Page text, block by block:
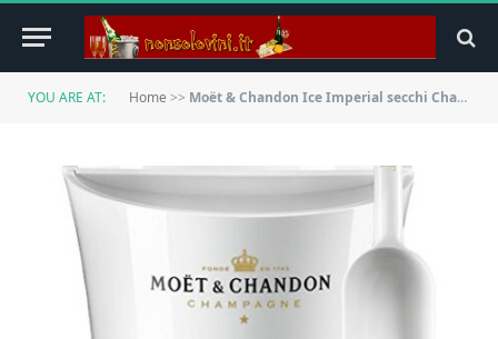
YOU ARE AT: Home >> Moët & Chandon Ice Imperial secchi Champagne di Ghiaccio Set incl. Vano Bagagli e Secchiello per Il Ghiaccio